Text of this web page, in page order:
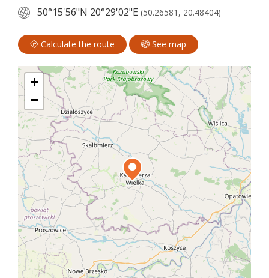
50°15'56"N 20°29'02"E (50.26581, 20.48404)
Calculate the route See map
+
−